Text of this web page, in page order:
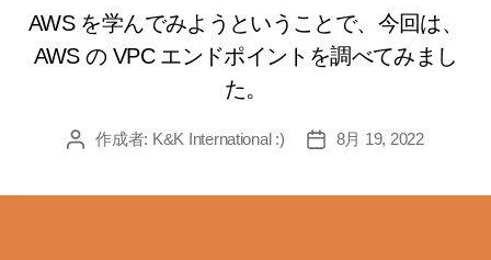
AWS を学んでみようということで、今回は、
AWS の VPC エンドポイントを調べてみまし
た。
投 作成者: K&K International :)
投 8月 19, 2022